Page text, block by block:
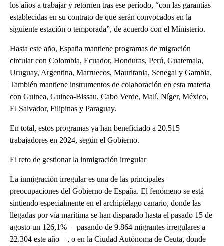
los años a trabajar y retornen tras ese período, “con las garantías
establecidas en su contrato de que serán convocados en la
siguiente estación o temporada”, de acuerdo con el Ministerio.
Hasta este año, España mantiene programas de migración
circular con Colombia, Ecuador, Honduras, Perú, Guatemala,
Uruguay, Argentina, Marruecos, Mauritania, Senegal y Gambia.
También mantiene instrumentos de colaboración en esta materia
con Guinea, Guinea-Bissau, Cabo Verde, Malí, Níger, México,
El Salvador, Filipinas y Paraguay.
En total, estos programas ya han beneficiado a 20.515
trabajadores en 2024, según el Gobierno.
El reto de gestionar la inmigración irregular
La inmigración irregular es una de las principales
preocupaciones del Gobierno de España. El fenómeno se está
sintiendo especialmente en el archipiélago canario, donde las
llegadas por vía marítima se han disparado hasta el pasado 15 de
agosto un 126,1% —pasando de 9.864 migrantes irregulares a
22.304 este año—, o en la Ciudad Autónoma de Ceuta, donde